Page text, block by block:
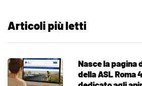
Articoli più letti
Nasce la pagina
della ASL Roma